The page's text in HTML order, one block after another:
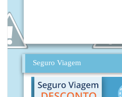
Seguro Viagem